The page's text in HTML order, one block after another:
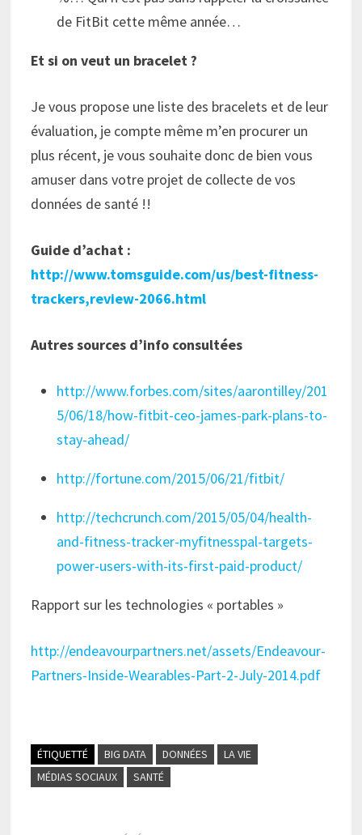
de FitBit cette même année…
Et si on veut un bracelet ?
Je vous propose une liste des bracelets et de leur
évaluation, je compte même m’en procurer un
plus récent, je vous souhaite donc de bien vous
amuser dans votre projet de collecte de vos
données de santé !!
Guide d’achat :
http://www.tomsguide.com/us/best-fitness-
trackers,review-2066.html
Autres sources d’info consultées
http://www.forbes.com/sites/aarontilley/201
5/06/18/how-fitbit-ceo-james-park-plans-to-
stay-ahead/
http://fortune.com/2015/06/21/fitbit/
http://techcrunch.com/2015/05/04/health-
and-fitness-tracker-myfitnesspal-targets-
power-users-with-its-first-paid-product/
Rapport sur les technologies « portables »
http://endeavourpartners.net/assets/Endeavour-
Partners-Inside-Wearables-Part-2-July-2014.pdf
ÉTIQUETTÉ BIG DATA DONNÉES
LA VIE
MÉDIAS SOCIAUX
SANTÉ